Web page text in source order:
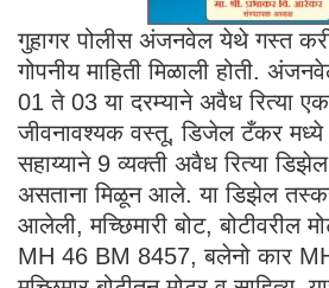
गुहागर पोलीस अंजनवेल येथे गस्त
गोपनीय माहिती मिळाली होती.
01 ते 03 या दरम्याने अवैध रित्या
जीवनावश्यक वस्तू, डिजेल टँकर मध्ये
सहाय्याने 9 व्यक्ती अवैध रित्या
असताना मिळून आले. या डिझेल
आलेली, मच्छिमारी बोट, बोटीवरील
MH 46 BM 8457, बलेनो कार